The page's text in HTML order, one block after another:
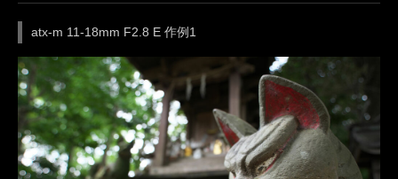
atx-m 11-18mm F2.8 E 作例1